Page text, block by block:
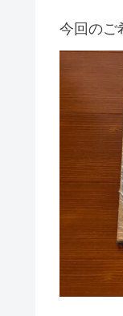
今回のご